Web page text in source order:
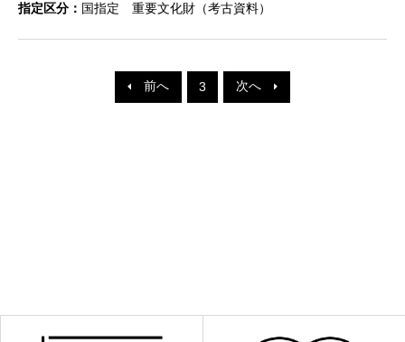
指定区分： 国指定 重要文化財（考古資料）
前へ 3 次へ